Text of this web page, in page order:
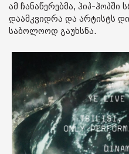
ამ ჩანაწერებმა, ჰიპ-
დაამკვიდრა და არტისტს
საბოლოოდ გაუხსნა.